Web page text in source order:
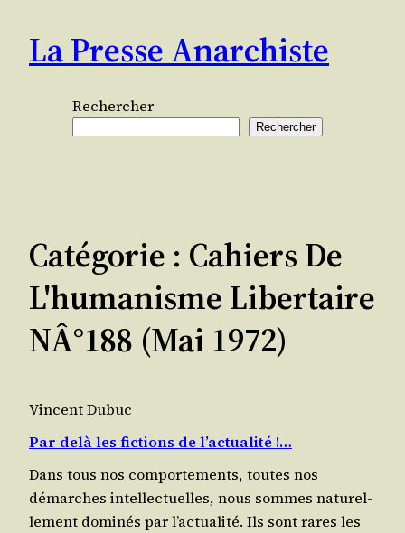
contenu
La Presse Anarchiste
Rechercher
Rechercher
Catégorie : Cahiers De
L'humanisme Libertaire
NÂ°188 (mai 1972)
Vincent Dubuc
Par delà les fictions de l’actualité !…
Dans tous nos com­por­te­ments, toutes nos
démarches intel­lec­tuelles, nous sommes natu­rel­
le­ment domi­nés par l’ac­tua­li­té. Ils sont rares les